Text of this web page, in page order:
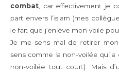
combat , car effectivement je
part envers l’islam (mes
le fait que j’enlève mon voile
Je me sens mal de retirer
sens comme la non-voilée qui a
non-voilée tout court). Mais